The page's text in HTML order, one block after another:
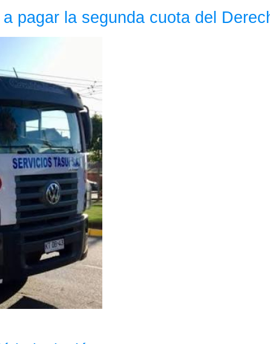
pagar la segunda cuota del